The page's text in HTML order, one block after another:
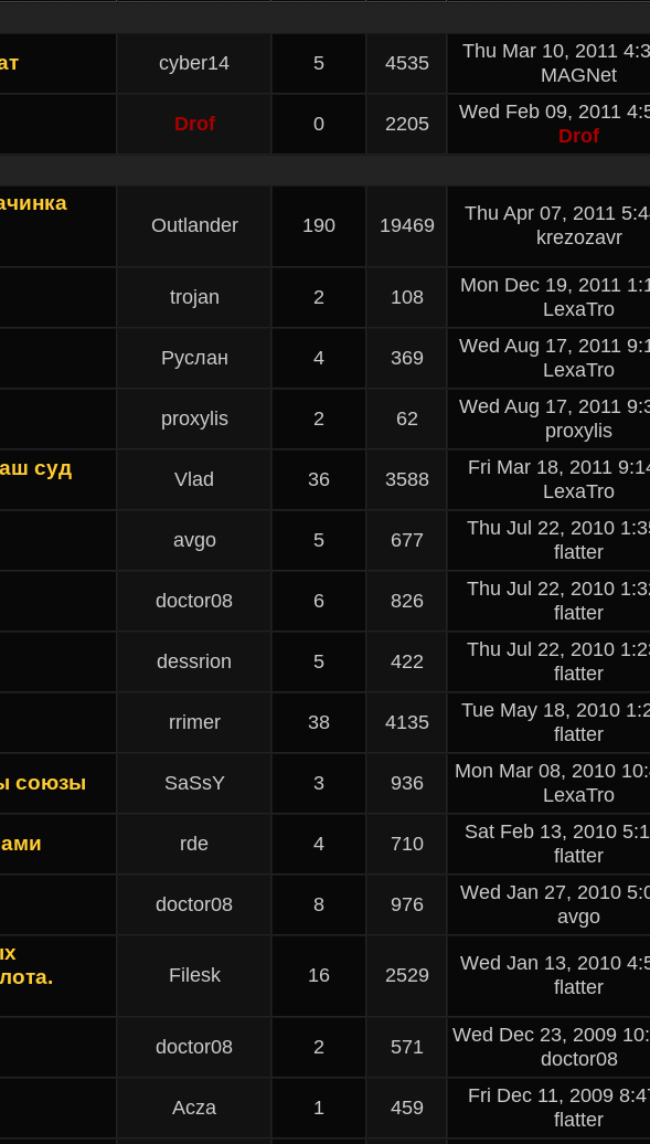
cyber14 5 4535
Thu Mar 10, 2011
MAGNet
Drof 0 2205
Wed Feb 09, 2011
Drof
Outlander 190 19469
Thu Apr 07, 2011
krezozavr
trojan 2 108
Mon Dec 19, 2011
LexaTro
Руслан 4 369
Wed Aug 17, 2011
LexaTro
proxylis 2 62
Wed Aug 17, 2011
proxylis
суд Vlad 36 3588
Fri Mar 18, 2011
LexaTro
avgo 5 677
Thu Jul 22, 2010
flatter
doctor08 6 826
Thu Jul 22, 2010
flatter
dessrion 5 422
Thu Jul 22, 2010
flatter
rrimer 38 4135
Tue May 18, 2010
flatter
союзы SaSsY 3 936
Mon Mar 08, 2010
LexaTro
rde 4 710
Sat Feb 13, 2010
flatter
doctor08 8 976
Wed Jan 27, 2010
avgo
Filesk 16 2529
Wed Jan 13, 2010
flatter
doctor08 2 571
Wed Dec 23, 2009
doctor08
Acza 1 459
Fri Dec 11, 2009
flatter